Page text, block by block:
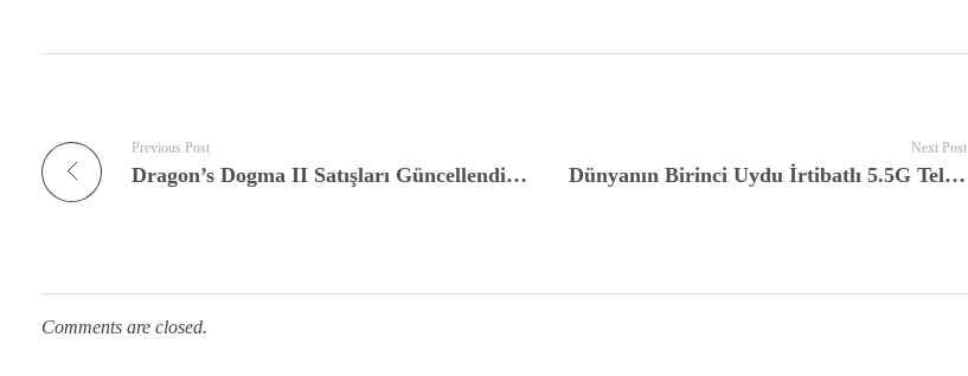
Previous Post
Dragon’s Dogma II Satışları Güncellendi: İşte Yeni Sayı
Next Post
Dünyanın Birinci Uydu İrtibatlı 5.5G Telefonu “Oppo Find X7 Ultra Satellite Edition” Satışa Çıktı: İşte Fiyatı
Comments are closed.